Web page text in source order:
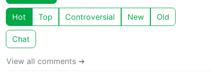
Hot Top Controversial New Old
Chat
View all comments ➔